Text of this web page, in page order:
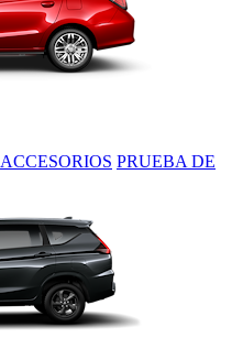
ACCESORIOS PRUEBA DE